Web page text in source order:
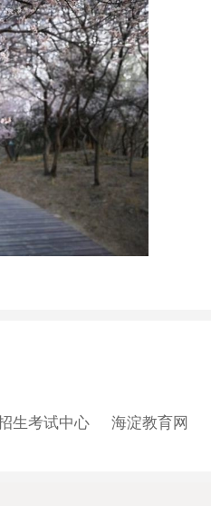
生考试中心 海淀教育网